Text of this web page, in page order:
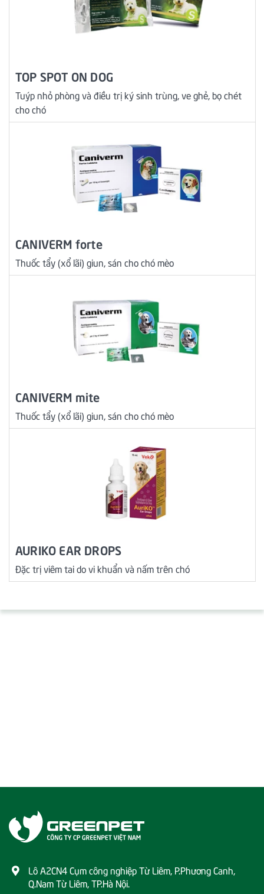
TOP SPOT ON DOG
Tuýp nhỏ phòng và điều trị ký sinh trùng, ve ghẻ, bọ chét
cho chó
CANIVERM forte
Thuốc tẩy (xổ lãi) giun, sán cho chó mèo
CANIVERM mite
Thuốc tẩy (xổ lãi) giun, sán cho chó mèo
AURIKO EAR DROPS
Đặc trị viêm tai do vi khuẩn và nấm trên chó
Lô A2CN4 Cụm công nghiệp Từ Liêm, P.Phương Canh,
Q.Nam Từ Liêm, TP.Hà Nội.